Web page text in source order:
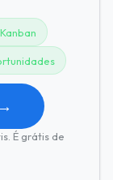
É grátis de